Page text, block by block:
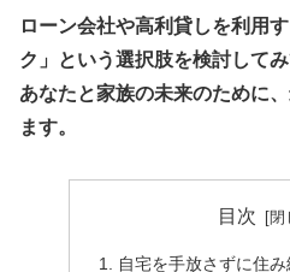
ローン会社や高利貸しを利用
ク」という選択肢を検討してみ
あなたと家族の未来のために
ます。
目次
自宅を手放さずに住